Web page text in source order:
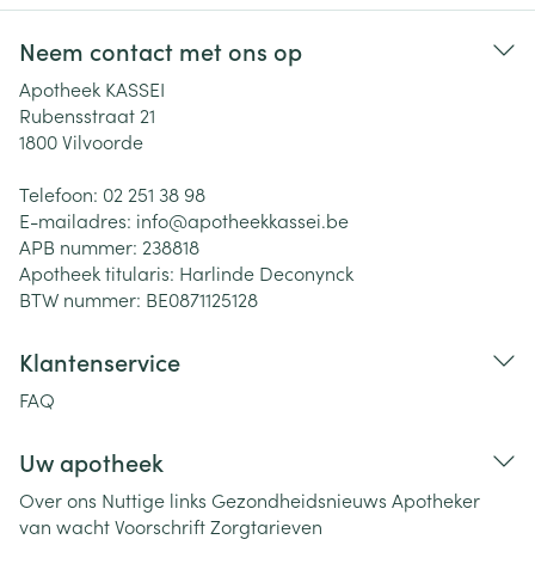
Neem contact met ons op
Apotheek KASSEI
Rubensstraat 21
1800Vilvoorde
Telefoon: 02 251 38 98
E-mailadres: info@apotheekkassei.be
APB nummer: 238818
Apotheek titularis: Harlinde Deconynck
BTW nummer: BE0871125128
Klantenservice
FAQ
Uw apotheek
Over ons Nuttige links Gezondheidsnieuws Apotheker
van wachtVoorschriftZorgtarieven